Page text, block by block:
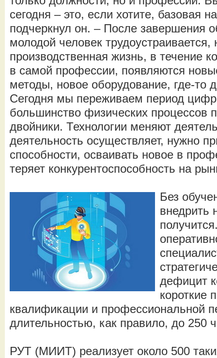
сегодня – это, если хотите, базовая
подчеркнул он. – После завершения
молодой человек трудоустраивается,
производственная жизнь, в течение
в самой профессии, появляются
методы, новое оборудование, где-то
Сегодня мы переживаем период
большинство физических процессов
двойники. Технологии меняют
деятельность осуществляет, нужно
способности, осваивать новое в
теряет конкурентоспособность на
Без
внедрить
дефицит
короткие
квалификации и профессиональной
длительностью, как правило, до 250
РУТ (МИИТ) реализует около 500